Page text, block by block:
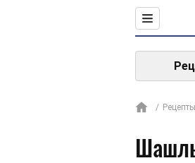
Рецепты